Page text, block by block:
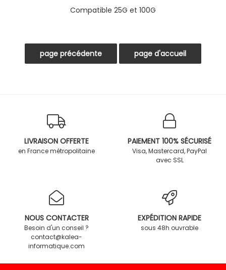
Compatible 25G et 100G
LIVRAISON OFFERTE
en France métropolitaine
PAIEMENT 100% SÉCURISÉ
Visa, Mastercard, PayPal
avec SSL
NOUS CONTACTER
Besoin d'un conseil ?
contact@kalea-
informatique.com
EXPÉDITION RAPIDE
sous 48h ouvrable